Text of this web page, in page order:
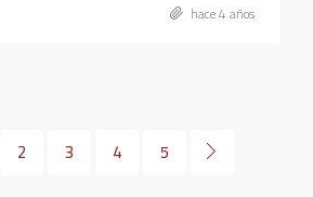
hace 4 años
2 3 4 5